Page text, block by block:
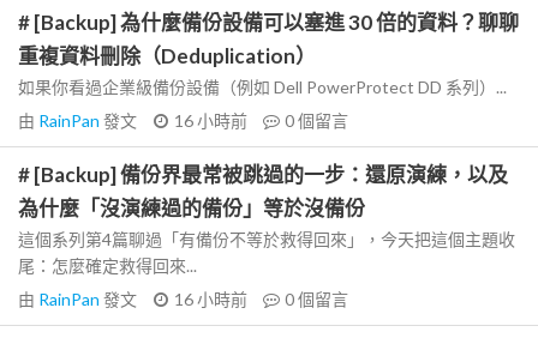
# [Backup] 為什麼備份設備可以塞進 30 倍的資料？聊聊
重複資料刪除（Deduplication）
如果你看過企業級備份設備（例如 Dell PowerProtect DD 系列）...
由 RainPan 發文 16 小時前 0個留言
# [Backup] 備份界最常被跳過的一步：還原演練，以及
為什麼「沒演練過的備份」等於沒備份
這個系列第4篇聊過「有備份不等於救得回來」，今天把這個主題收
尾：怎麼確定救得回來...
由 RainPan 發文 16 小時前 0個留言